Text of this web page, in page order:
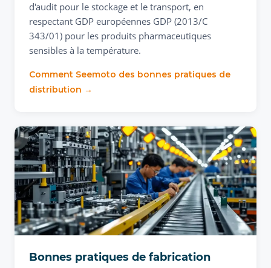
d'audit pour le stockage et le transport, en
respectant GDP européennes GDP (2013/C
343/01) pour les produits pharmaceutiques
sensibles à la température.
Comment Seemoto des bonnes pratiques de
distribution →
Bonnes pratiques de fabrication